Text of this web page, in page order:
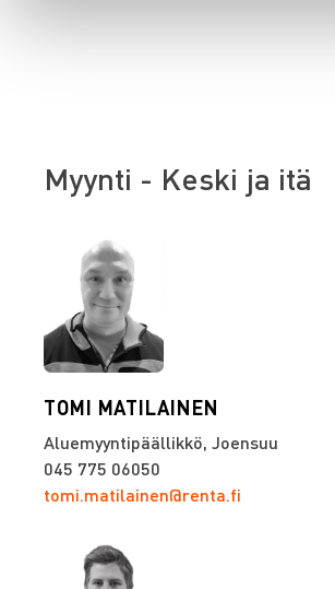
Myynti - Keski ja itä
TOMI MATILAINEN
Aluemyyntipäällikkö, Joensuu
045 775 06050
tomi.matilainen@renta.fi